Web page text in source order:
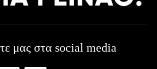
μας στα social media